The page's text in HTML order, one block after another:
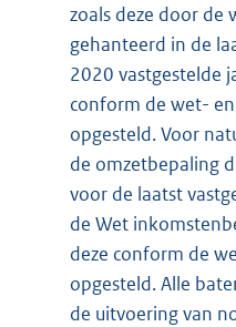
zoals deze door de
gehanteerd in de
2020 vastgestelde
conform de wet-
opgesteld. Voor
de omzetbepaling
voor de laatst
de Wet
deze conform de
opgesteld. Alle
de uitvoering van